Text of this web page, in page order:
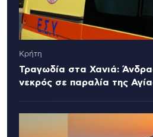
Κρήτη
Τραγωδία στα Χανιά:
νεκρός σε παραλία της